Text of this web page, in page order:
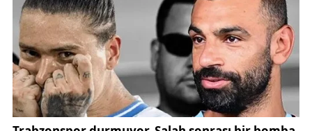
havalimanının yanı sıra mevcut Van Valiliğinin
binasının yerine hangi projenin yapılacağını duyurdu.
Kayatürk, mevcut Van Valilik binasının yerine Millet
Bahçesinin yapılacağını duyurdu.
DSİ YERLEŞKESİNDEKİ BİNALAR İÇİN YIKIM SÜRECİ
BAŞLATILDI